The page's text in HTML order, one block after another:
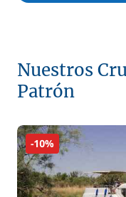
Nuestros
Patrón
-10%